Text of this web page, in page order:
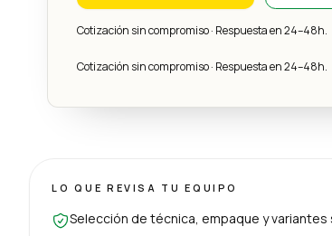
Cotización sin compromiso · Respuesta en 24–48h.
Cotización sin compromiso · Respuesta en 24–48h.
LO QUE REVISA TU EQUIPO
Selección de técnica, empaque y variantes